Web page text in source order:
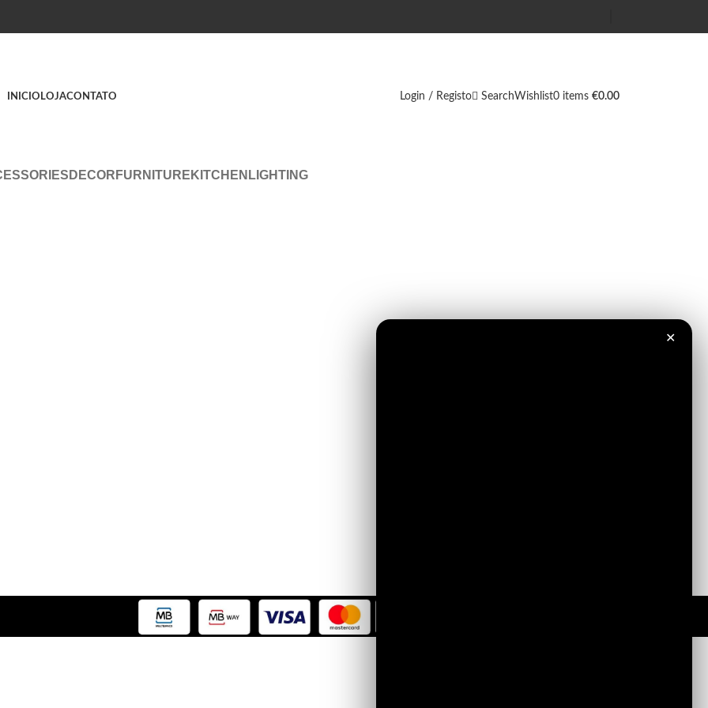
✕
INICIO LOJACONTATO Login / Registo SearchWishlist0 items €0.00
DECOR FURNITURE KITCHEN LIGHTING